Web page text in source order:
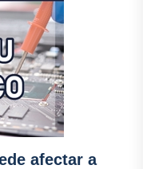
afectar a